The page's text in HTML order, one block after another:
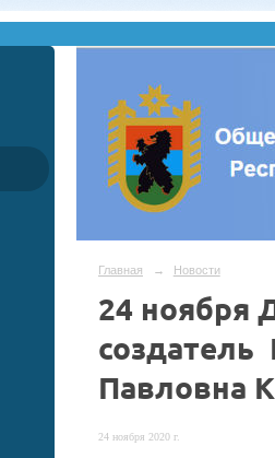
Главная → Новости
24 ноября
Павловна
24 ноября 2020 г.